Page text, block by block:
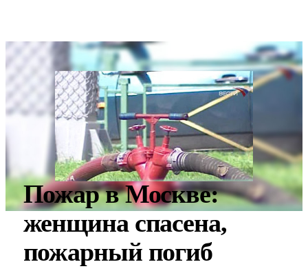
Пожар в Москве:
женщина спасена,
пожарный погиб